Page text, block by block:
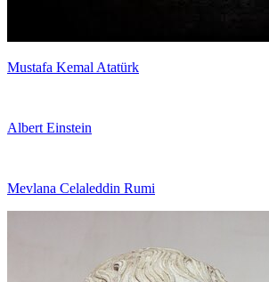
Mustafa Kemal Atatürk
Albert Einstein
Mevlana Celaleddin Rumi